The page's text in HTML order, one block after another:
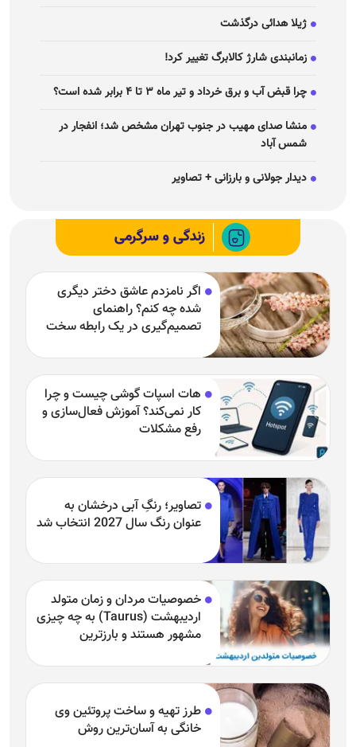
ژیلا هدائی درگذشت
زمانبندی شارژ کالابرگ تغییر کرد!
چرا قبض آب و برق خرداد و تیر ماه ۳ تا ۴ برابر شده است؟
منشا صدای مهیب در جنوب تهران مشخص شد؛ انفجار در
شمس آباد
دیدار جولانی و بارزانی + تصاویر
زندگی و سرگرمی
اگر نامزدم عاشق دختر دیگری
شده چه کنم؟ راهنمای
تصمیم‌گیری در یک رابطه سخت
هات اسپات گوشی چیست و چرا
کار نمی‌کند؟ آموزش فعال‌سازی و
رفع مشکلات
تصاویر؛ رنگِ آبی درخشان به
عنوان رنگ سال 2027 انتخاب شد
خصوصیات مردان و زمان متولد
اردیبهشت (Taurus) به چه چیزی
مشهور هستند و بارزترین
طرز تهیه و ساخت پروتئین وی
خانگی به آسان‌ترین روش